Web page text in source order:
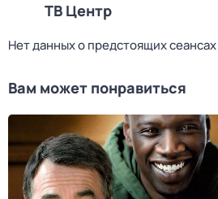
ТВ Центр
Нет данных о предстоящих сеансах
Вам может понравиться